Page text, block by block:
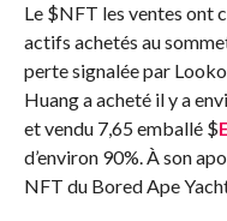
Le $NFT les ventes ont
actifs achetés au
perte signalée par
Huang a acheté il y a
et vendu 7,65 emballé $
d’environ 90%. À son
NFT du Bored Ape